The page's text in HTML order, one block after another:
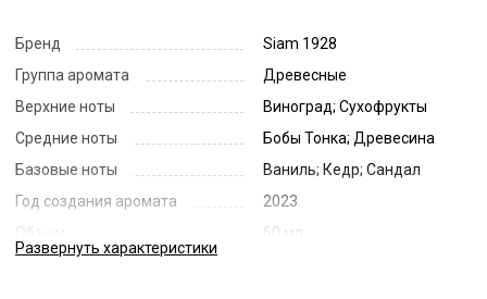
Бренд
Siam 1928
Группа аромата
Древесные
Верхние ноты
Виноград; Сухофрукты
Средние ноты
Бобы Тонка; Древесина
Базовые ноты
Ваниль; Кедр; Сандал
Год создания аромата
2023
Объем
60 мл
Развернуть характеристики